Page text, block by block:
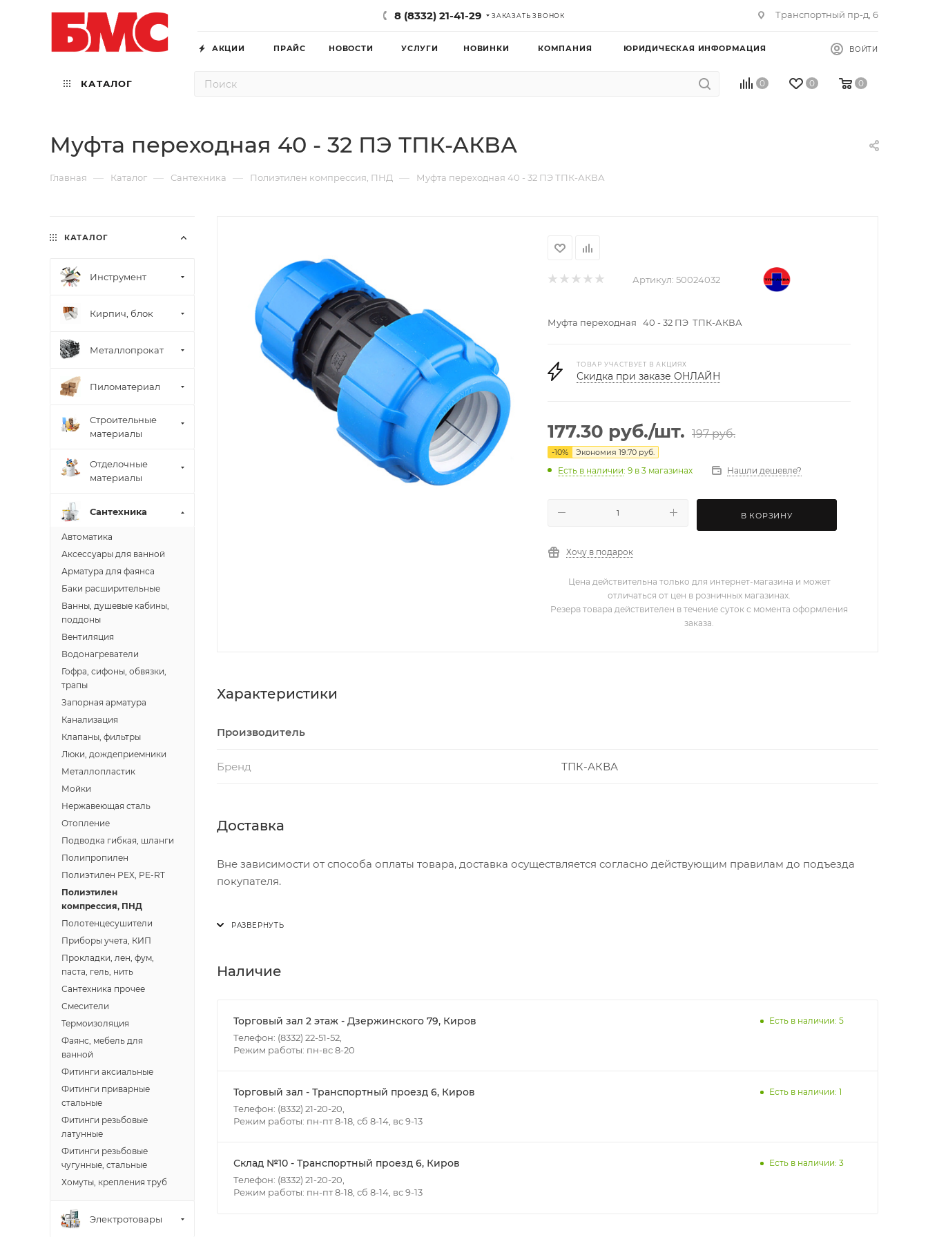
8 (8332) 21-41-29 ЗАКАЗАТЬ ЗВОНОК Транспортный пр-д, 6
АКЦИИ ПРАЙС НОВОСТИ УСЛУГИ НОВИНКИ КОМПАНИЯ ЮРИДИЧЕСКАЯ ИНФОРМАЦИЯ ВОЙТИ
КАТАЛОГ 0 0 0
Муфта переходная 40 - 32 ПЭ ТПК-АКВА
Главная — Каталог — Сантехника — Полиэтилен компрессия, ПНД — Муфта переходная 40 - 32 ПЭ ТПК-АКВА
Артикул: 50024032
Муфта переходная 40 - 32 ПЭ ТПК-АКВА
ТОВАР УЧАСТВУЕТ В АКЦИЯХ
Скидка при заказе ОНЛАЙН
177.30 руб./шт. 197руб.
-10% Экономия 19.70 руб.
Есть в наличии: 9 в 3 магазинах Нашли дешевле?
В КОРЗИНУ
Хочу в подарок
Цена действительна только для интернет-магазина и может
отличаться от цен в розничных магазинах.
Резерв товара действителен в течение суток с момента оформления
заказа.
Характеристики
Производитель
Бренд ТПК-АКВА
Доставка
Вне зависимости от способа оплаты товара, доставка осуществляется согласно действующим правилам до подъезда
покупателя.
Итоговая стоимость доставки зависит от:
- количества торговых точек для погрузки товаров.
Границы доставки в черте города на выезд (перекрестки улиц):
• Ленина - 65 лет победы
• Московская - Ульяновская
• Производственная - Потребкооперации
• Чистопрудненская - Украинская
• Щорса – Ульяновская
Доставка в Нововятский р-он, Коминтерн, Костино и Заречную часть (от границы старого Моста через р. Вятка, область,
Наличие
Торговый зал 2 этаж - Дзержинского 79, Киров
Телефон: (8332) 22-51-52,
Режим работы: пн-вс 8-20
Есть в наличии: 5
Торговый зал - Транспортный проезд 6, Киров
Телефон: (8332) 21-20-20,
Режим работы: пн-пт 8-18, сб 8-14, вс 9-13
Есть в наличии: 1
Склад №10 - Транспортный проезд 6, Киров
Телефон: (8332) 21-20-20,
Режим работы: пн-пт 8-18, сб 8-14, вс 9-13
Есть в наличии: 3
КАТАЛОГ
Инструмент
Кирпич, блок
Металлопрокат
Пиломатериал
Строительные
материалы
Отделочные
материалы
Сантехника
Автоматика
Аксессуары для ванной
Арматура для фаянса
Баки расширительные
Ванны, душевые кабины,
поддоны
Вентиляция
Водонагреватели
Гофра, сифоны, обвязки,
трапы
Запорная арматура
Канализация
Клапаны, фильтры
Люки, дождеприемники
Металлопластик
Мойки
Нержавеющая сталь
Отопление
Подводка гибкая, шланги
Полипропилен
Полиэтилен PEX, PE-RT
Полиэтилен
компрессия, ПНД
Полотенцесушители
Приборы учета, КИП
Прокладки, лен, фум,
паста, гель, нить
Сантехника прочее
Смесители
Термоизоляция
Фаянс, мебель для
ванной
Фитинги аксиальные
Фитинги приварные
стальные
Фитинги резьбовые
латунные
Фитинги резьбовые
чугунные, стальные
Хомуты, крепления труб
Электротовары